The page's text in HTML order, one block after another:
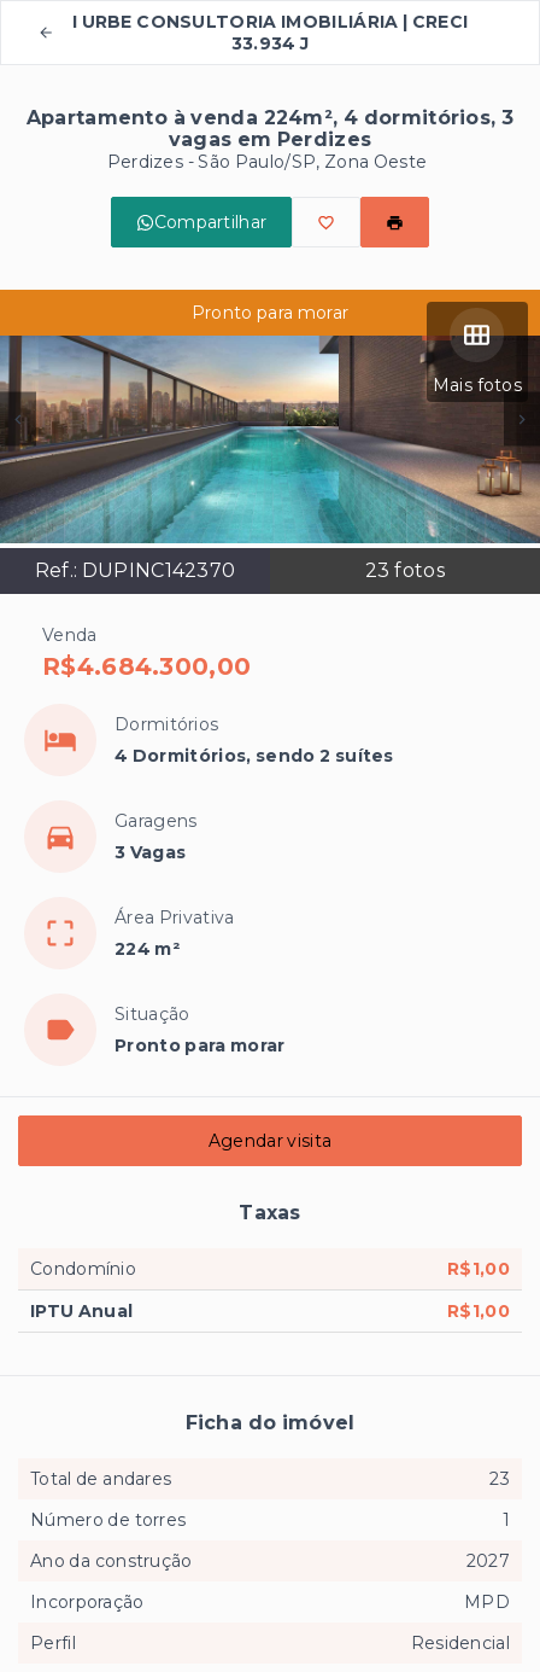
I URBE CONSULTORIA IMOBILIÁRIA | CRECI
33.934 J
Apartamento à venda 224m², 4 dormitórios, 3
vagas em Perdizes
Perdizes - São Paulo/SP, Zona Oeste
Compartilhar
Mais fotos
Ref.: DUPINC142370 23 fotos
Pronto para morar
Venda
R$4.684.300,00
Dormitórios
4 Dormitórios, sendo 2 suítes
Garagens
3 Vagas
Área Privativa
224 m²
Situação
Pronto para morar
Agendar visita
Taxas
Condomínio
R$1,00
IPTU Anual
R$1,00
Ficha do imóvel
Total de andares
23
Número de torres
1
Ano da construção
2027
Incorporação
MPD
Perfil
Residencial